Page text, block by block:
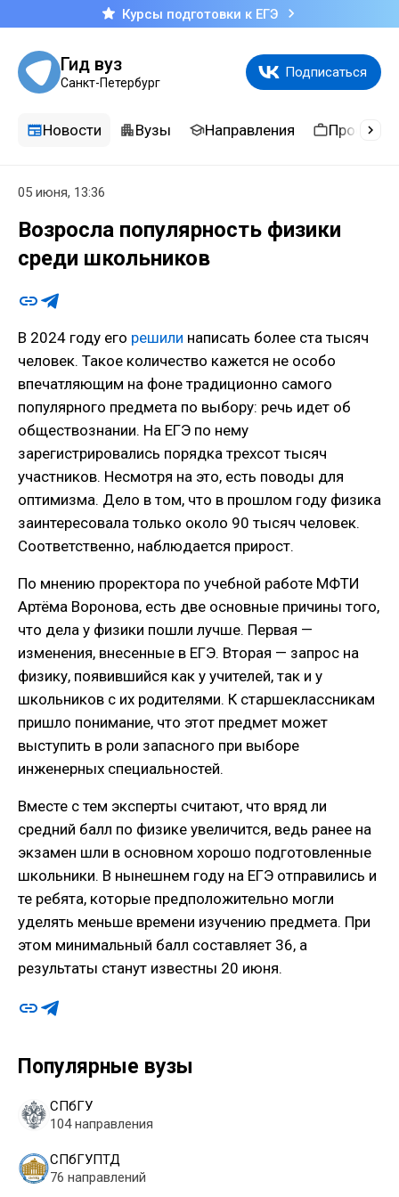
Курсы подготовки к ЕГЭ
Гид вуз
Санкт-Петербург
Подписаться
Новости Вузы Направления
Популярные вузы
СПбГУ
104 направления
СПбГУПТД
76 направлений
05 июня, 13:36
Возросла популярность физики
среди школьников
В 2024 году его решили написать более ста тысяч
человек. Такое количество кажется не особо
впечатляющим на фоне традиционно самого
популярного предмета по выбору: речь идет об
обществознании. На ЕГЭ по нему
зарегистрировались порядка трехсот тысяч
участников. Несмотря на это, есть поводы для
оптимизма. Дело в том, что в прошлом году физика
заинтересовала только около 90 тысяч человек.
Соответственно, наблюдается прирост.
По мнению проректора по учебной работе МФТИ
Артёма Воронова, есть две основные причины того,
что дела у физики пошли лучше. Первая —
изменения, внесенные в ЕГЭ. Вторая — запрос на
физику, появившийся как у учителей, так и у
школьников с их родителями. К старшеклассникам
пришло понимание, что этот предмет может
выступить в роли запасного при выборе
инженерных специальностей.
Вместе с тем эксперты считают, что вряд ли
средний балл по физике увеличится, ведь ранее на
экзамен шли в основном хорошо подготовленные
школьники. В нынешнем году на ЕГЭ отправились и
те ребята, которые предположительно могли
уделять меньше времени изучению предмета. При
этом минимальный балл составляет 36, а
результаты станут известны 20 июня.